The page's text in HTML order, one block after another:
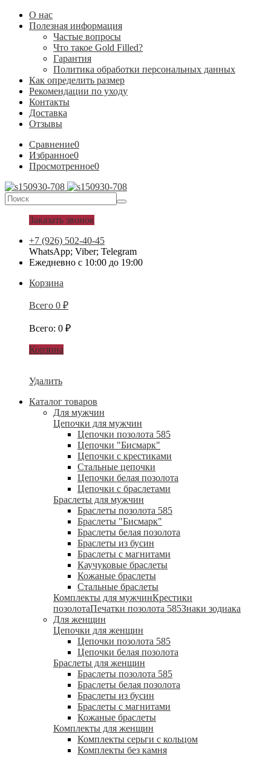
О нас
Полезная информация
Частые вопросы
Что такое Gold Filled?
Гарантия
Политика обработки персональных данных
Как определить размер
Рекомендации по уходу
Контакты
Доставка
Отзывы
Сравнение0
Избранное0
Просмотренное0
Заказать звонок
+7 (926) 502-40-45
WhatsApp; Viber; Telegram
Ежедневно с 10:00 до 19:00
Корзина
Всего 0 ₽
Всего: 0 ₽
Корзина
Удалить
Каталог товаров
Для мужчин
Цепочки для мужчин
Цепочки позолота 585
Цепочки "Бисмарк"
Цепочки с крестиками
Стальные цепочки
Цепочки белая позолота
Цепочки с браслетами
Браслеты для мужчин
Браслеты позолота 585
Браслеты "Бисмарк"
Браслеты белая позолота
Браслеты из бусин
Браслеты с магнитами
Каучуковые браслеты
Кожаные браслеты
Стальные браслеты
Комплекты для мужчинКрестики
позолотаПечатки позолота 585Знаки зодиака
Для женщин
Цепочки для женщин
Цепочки позолота 585
Цепочки белая позолота
Браслеты для женщин
Браслеты позолота 585
Браслеты белая позолота
Браслеты из бусин
Браслеты с магнитами
Кожаные браслеты
Комплекты для женщин
Комплекты серьги с кольцом
Комплекты без камня